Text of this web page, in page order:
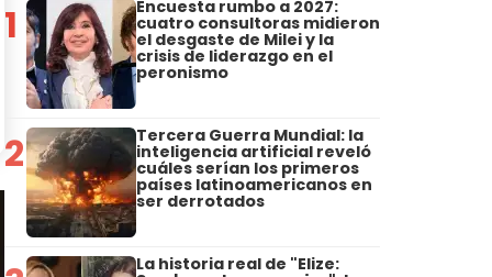
1 Encuesta rumbo a 2027:
cuatro consultoras midieron
el desgaste de Milei y la
crisis de liderazgo en el
peronismo
2 Tercera Guerra Mundial: la
inteligencia artificial reveló
cuáles serían los primeros
países latinoamericanos en
ser derrotados
La historia real de "Elize: